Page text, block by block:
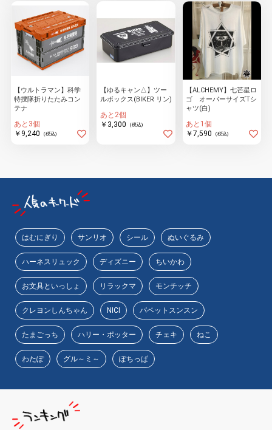
【ウルトラマン】科学
特捜隊折りたたみコン
テナ
あと3個
￥9,240
(税込)
【ゆるキャン△】ツー
ルボックス(BIKER リン)
あと2個
￥3,300
(税込)
【ALCHEMY】七芒星ロ
ゴ オーバーサイズTシ
ャツ(白)
あと1個
￥7,590
(税込)
はむにぎり サンリオ シール ぬいぐるみ
ハーネスリュック ディズニー ちいかわ
お文具といっしょ リラックマ モンチッチ
クレヨンしんちゃん NICI パペットスンスン
たまごっち ハリー・ポッター チェキ ねこ
わたぽ グル～ミ～ ぽちっぱ